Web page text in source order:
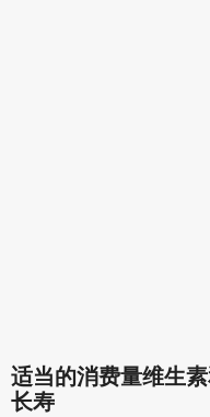
适当的消费量维生
长寿